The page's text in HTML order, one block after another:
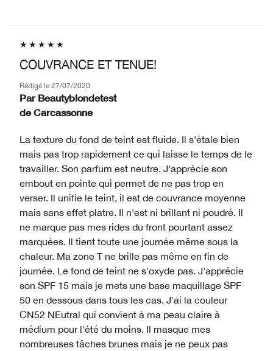
COUVRANCE ET TENUE!
Rédigé le 27/07/2020
Par Beautyblondetest
de Carcassonne
La texture du fond de teint est fluide. Il s'étale bien
mais pas trop rapidement ce qui laisse le temps de le
travailler. Son parfum est neutre. J'apprécie son
embout en pointe qui permet de ne pas trop en
verser. Il unifie le teint, il est de couvrance moyenne
mais sans effet platre. Il n'est ni brillant ni poudré. Il
ne marque pas mes rides du front pourtant assez
marquées. Il tient toute une journée même sous la
chaleur. Ma zone T ne brille pas même en fin de
journée. Le fond de teint ne s'oxyde pas. J'apprécie
son SPF 15 mais je mets une base maquillage SPF
50 en dessous dans tous les cas. J'ai la couleur
CN52 NEutral qui convient à ma peau claire à
médium pour l'été du moins. Il masque mes
nombreuses tâches brunes mais je ne peux pas